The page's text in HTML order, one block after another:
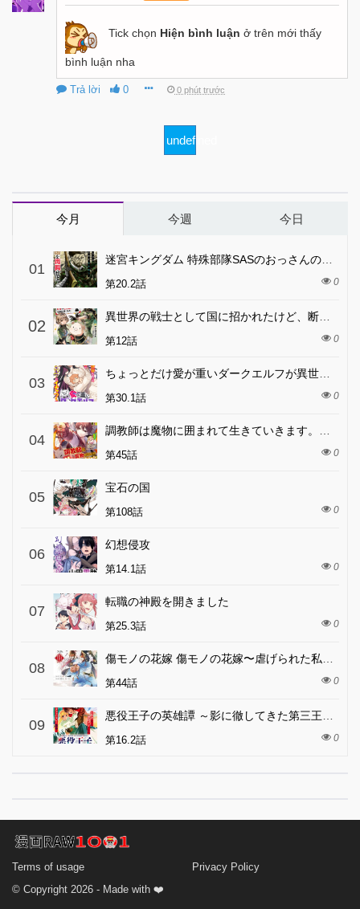
Tick chọn Hiện bình luận ở trên mới thấy
bình luận nha
Trả lời 0 0 phút trước
undefined
今月 今週 今日
01
第20.2話 0
02
第12話 0
03
第30.1話 0
04
第45話 0
05
宝石の国
第108話 0
06
幻想侵攻
第14.1話 0
07
転職の神殿を開きました
第25.3話 0
08
第44話 0
09
第16.2話 0
Terms of usage
Privacy Policy
© Copyright 2026 - Made with ❤️